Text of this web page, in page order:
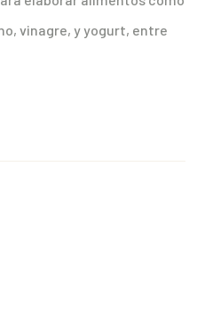
vinagre, y yogurt, entre